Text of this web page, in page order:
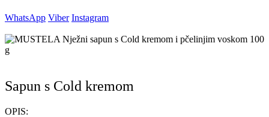
WhatsApp Viber Instagram
Sapun s Cold kremom
OPIS: